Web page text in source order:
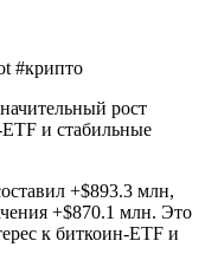
#крипто
рост
и стабильные
+$893.3 млн,
+$870.1 млн. Это
к биткоин-ETF и